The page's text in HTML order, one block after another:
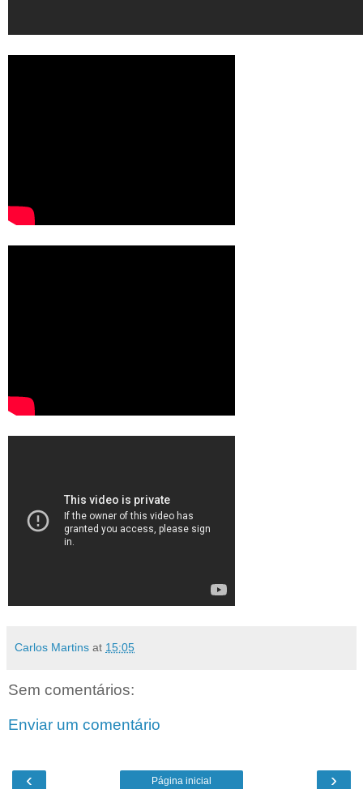
Carlos Martins at 15:05
Sem comentários:
Enviar um comentário
‹ ›
Página inicial